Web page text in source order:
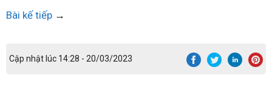
Bài kế tiếp →
Cập nhật lúc 14:28 - 20/03/2023